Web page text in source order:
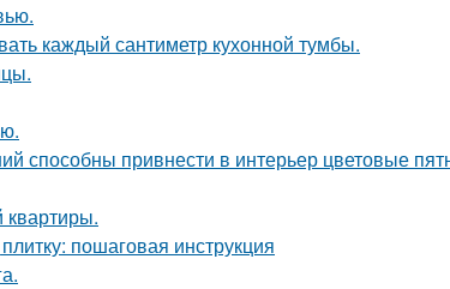
каждый сантиметр кухонной тумбы.
способны привнести в интерьер цветовые
квартиры.
пошаговая инструкция